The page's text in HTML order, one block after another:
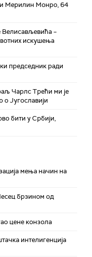
Мерилин Монро, 64
–
искушења
председник ради
Чарлс Трећи ми је
о Југославији
бити у Србији,
мења начин на
брзином од
цене конзола
интелигенција